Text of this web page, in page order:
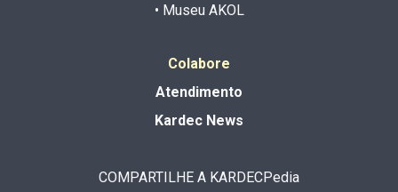
• Museu AKOL
Colabore
Atendimento
Kardec News
COMPARTILHE A KARDECPedia